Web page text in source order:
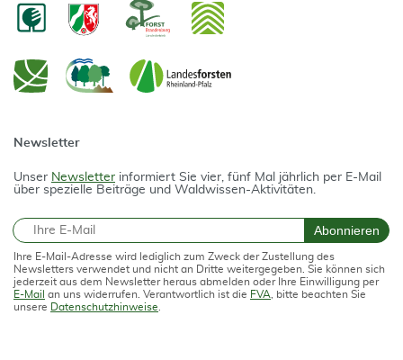
Newsletter
Unser Newsletter informiert Sie vier, fünf Mal jährlich per E-Mail
über spezielle Beiträge und Waldwissen-Aktivitäten.
E-Mail Abonnieren
Ihre E-Mail-Adresse wird lediglich zum Zweck der Zustellung des
Newsletters verwendet und nicht an Dritte weitergegeben. Sie können sich
jederzeit aus dem Newsletter heraus abmelden oder Ihre Einwilligung per
E-Mail an uns widerrufen. Verantwortlich ist die FVA , bitte beachten Sie
unsere Datenschutzhinweise